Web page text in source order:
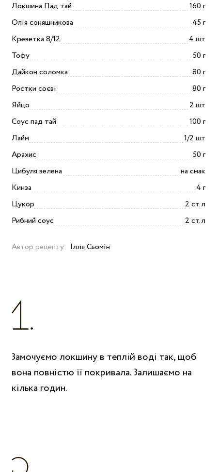
Локшина Пад тай
160 г
Олія соняшникова
45 г
Креветка 8/12
4 шт
Тофу
50 г
Дайкон соломка
80 г
Ростки соєві
80 г
Яйцо
2 шт
Соус пад тай
100 г
Лайм
1/2 шт
Арахис
50 г
Цибуля зелена
на смак
Кинза
4 г
Цукор
2 ст.л
Рибний соус
2 ст.л
Автор рецепту: Ілля Сьомін
Замочуємо локшину в теплій воді так, щоб
вона повністю її покривала. Залишаємо на
кілька годин.